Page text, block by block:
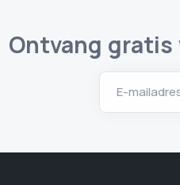
Ontvang
E-